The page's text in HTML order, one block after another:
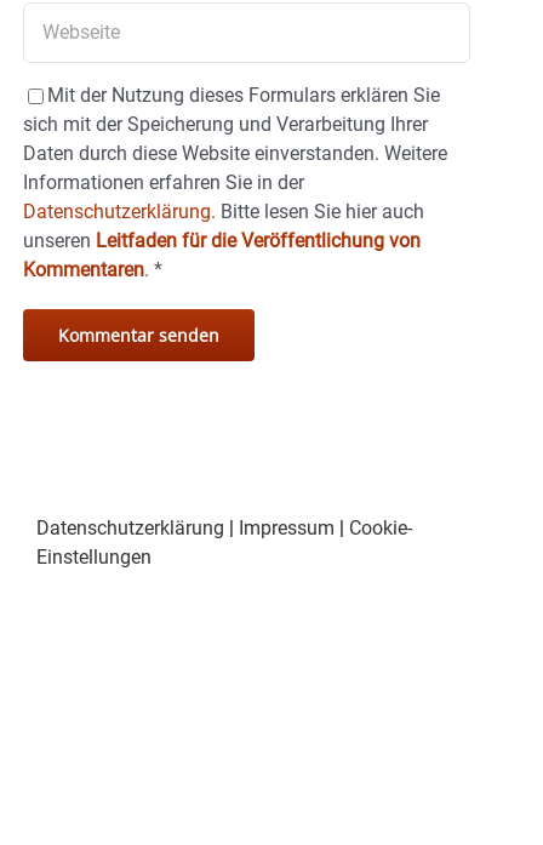
Mit der Nutzung dieses Formulars erklären Sie
sich mit der Speicherung und Verarbeitung Ihrer
Daten durch diese Website einverstanden. Weitere
Informationen erfahren Sie in der
Datenschutzerklärung. Bitte lesen Sie hier auch
unseren Leitfaden für die Veröffentlichung von
Kommentaren. *
Datenschutzerklärung | Impressum | Cookie-
Einstellungen